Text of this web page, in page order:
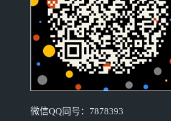
微信QQ同号：7878393